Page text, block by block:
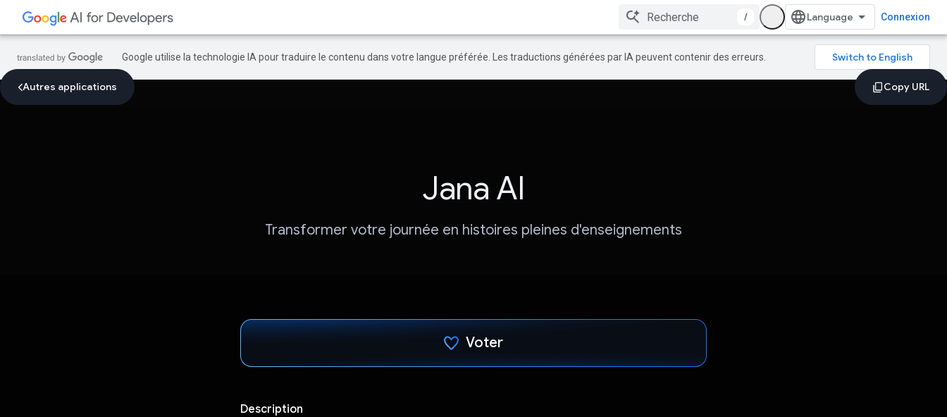
/ Connexion
Google utilise la technologie IA pour traduire le contenu dans votre langue préférée. Les traductions générées par IA peuvent contenir des erreurs.
Autres applications
Jana AI
Transformer votre journée en histoires pleines d'enseignements
Voter
Description